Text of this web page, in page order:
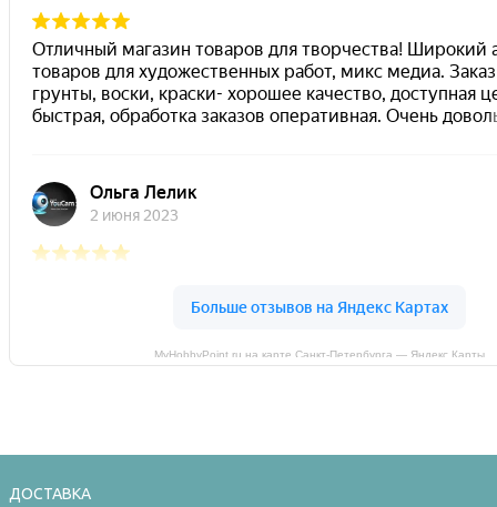
MyHobbyPoint.ru на карте Санкт‑Петербурга — Яндекс Карты
ДОСТАВКА